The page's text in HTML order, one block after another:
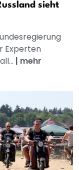
sieht
Experten
| mehr